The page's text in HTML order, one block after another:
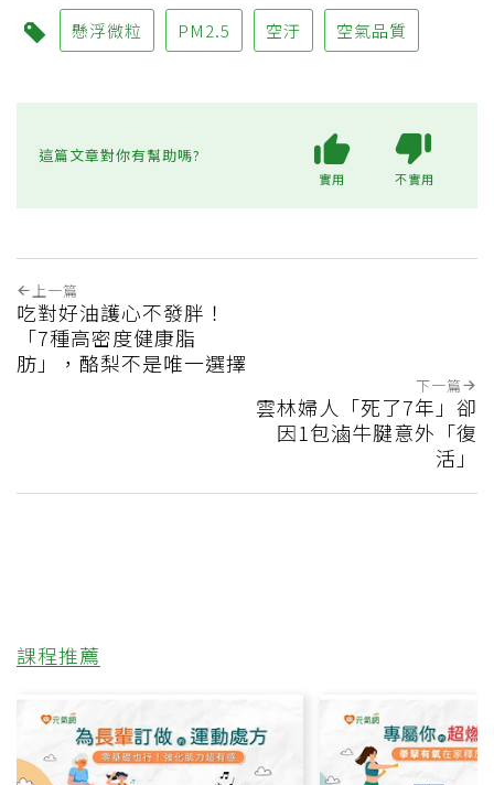
懸浮微粒 PM2.5 空汙 空氣品質
這篇文章對你有幫助嗎?
實用 不實用
上一篇
吃對好油護心不發胖！
「7種高密度健康脂
肪」，酪梨不是唯一選擇
下一篇
雲林婦人「死了7年」卻
因1包滷牛腱意外「復
活」
課程推薦